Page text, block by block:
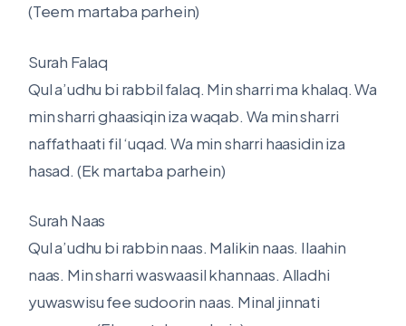
(Teem martaba parhein)
Surah Falaq
Qul a’udhu bi rabbil falaq. Min sharri ma khalaq. Wa
min sharri ghaasiqin iza waqab. Wa min sharri
naffathaati fil ‘uqad. Wa min sharri haasidin iza
hasad. (Ek martaba parhein)
Surah Naas
Qul a’udhu bi rabbin naas. Malikin naas. Ilaahin
naas. Min sharri waswaasil khannaas. Alladhi
yuwaswisu fee sudoorin naas. Minal jinnati